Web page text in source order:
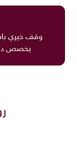
وقف خيري
يخصص